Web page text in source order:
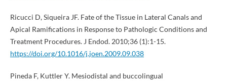
Ricucci D, Siqueira JF. Fate of the Tissue in Lateral Canals and
Apical Ramifications in Response to Pathologic Conditions and
Treatment Procedures. J Endod. 2010;36 (1):1-15.
https://doi.org/10.1016/j.joen.2009.09.038
Pineda F, Kuttler Y. Mesiodistal and buccolingual